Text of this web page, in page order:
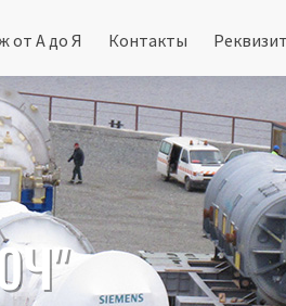
от А до Я Контакты